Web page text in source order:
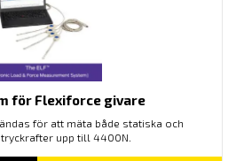
för Flexiforce givare
för att mäta både statiska och
upp till 4400N.